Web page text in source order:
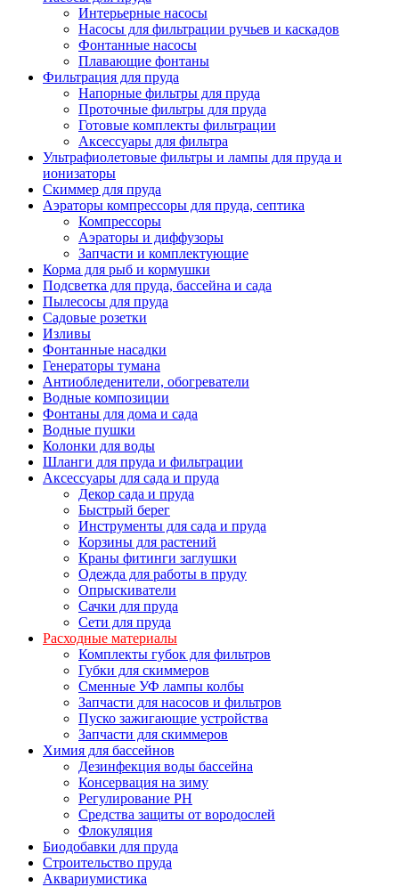
Интерьерные насосы
Насосы для фильтрации ручьев и каскадов
Фонтанные насосы
Плавающие фонтаны
Фильтрация для пруда
Напорные фильтры для пруда
Проточные фильтры для пруда
Готовые комплекты фильтрации
Аксессуары для фильтра
Ультрафиолетовые фильтры и лампы для пруда и
ионизаторы
Скиммер для пруда
Аэраторы компрессоры для пруда, септика
Компрессоры
Аэраторы и диффузоры
Запчасти и комплектующие
Корма для рыб и кормушки
Подсветка для пруда, бассейна и сада
Пылесосы для пруда
Садовые розетки
Изливы
Фонтанные насадки
Генераторы тумана
Антиобледенители, обогреватели
Водные композиции
Фонтаны для дома и сада
Водные пушки
Колонки для воды
Шланги для пруда и фильтрации
Аксессуары для сада и пруда
Декор сада и пруда
Быстрый берег
Инструменты для сада и пруда
Корзины для растений
Краны фитинги заглушки
Одежда для работы в пруду
Опрыскиватели
Сачки для пруда
Сети для пруда
Расходные материалы
Комплекты губок для фильтров
Губки для скиммеров
Сменные УФ лампы колбы
Запчасти для насосов и фильтров
Пуско зажигающие устройства
Запчасти для скиммеров
Химия для бассейнов
Дезинфекция воды бассейна
Консервация на зиму
Регулирование PH
Средства защиты от вородослей
Флокуляция
Биодобавки для пруда
Строительство пруда
Аквариумистика